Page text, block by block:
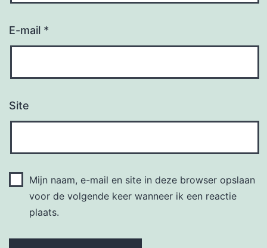
E-mail *
Site
Mijn naam, e-mail en site in deze browser opslaan
voor de volgende keer wanneer ik een reactie
plaats.